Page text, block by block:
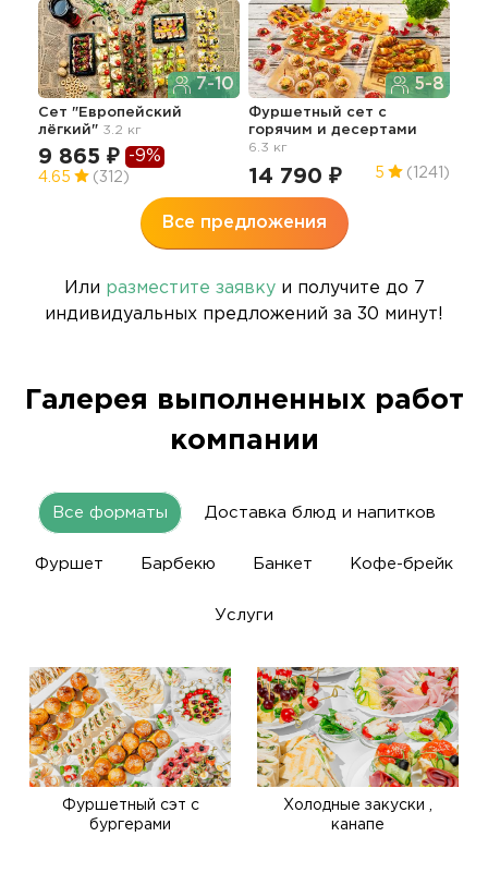
7-10
Сет "Европейский
лёгкий" 3.2 кг
9 865 ₽ -9%
4.65 (312)
5-8
Фуршетный сет с
горячим и десертами
6.3 кг
14 790 ₽ 5 (1241)
Все предложения
Или разместите заявкуи получите до 7
индивидуальных предложений за 30 минут!
Галерея выполненных работ
компании
Все форматы Доставка блюд и напитков
Фуршет Барбекю Банкет Кофе-брейк
Услуги
Фуршетный сэт с
бургерами
Холодные закуски ,
канапе